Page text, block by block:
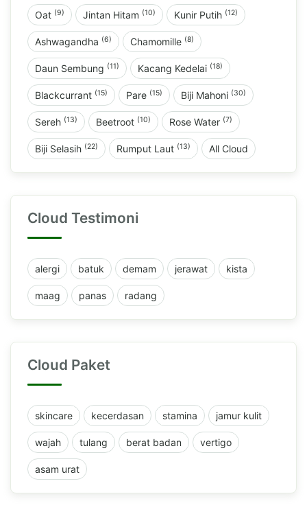
Oat (9) Jintan Hitam (10) Kunir Putih (12)
Ashwagandha (6) Chamomille (8)
Daun Sembung (11) Kacang Kedelai (18)
Blackcurrant (15) Pare (15) Biji Mahoni (30)
Sereh (13) Beetroot (10) Rose Water (7)
Biji Selasih (22) Rumput Laut (13) All Cloud
Cloud Testimoni
alergi batuk demam jerawat kista
maag panas radang
Cloud Paket
skincare kecerdasan stamina jamur kulit
wajah tulang berat badan vertigo
asam urat